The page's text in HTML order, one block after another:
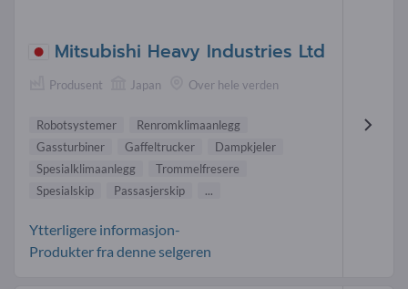
Mitsubishi Heavy Industries Ltd
Produsent Japan Over hele verden
Robotsystemer
Renromklimaanlegg
Gassturbiner
Gaffeltrucker
Dampkjeler
Spesialklimaanlegg
Trommelfresere
Spesialskip
Passasjerskip ...
Ytterligere informasjon-
Produkter fra denne selgeren